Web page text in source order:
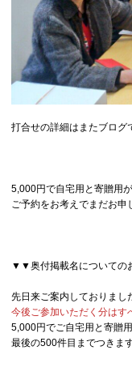
打合せの詳細はまたブログ
5,000円で自宅用と寄贈用
ご予約をお考えでまだお申
▼▼奥付掲載名について
先日来ご案内しておりまし
今後ご参加いただく分はす
5,000円でご自宅用と寄贈
最後の500件目までつきま